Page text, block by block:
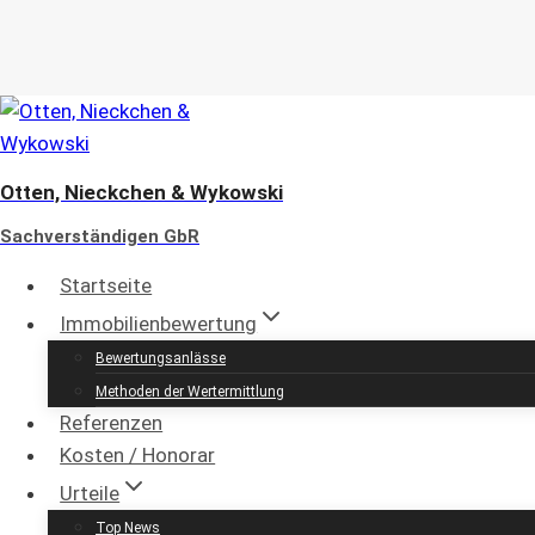
Zum
Inhalt
Otten, Nieckchen & Wykowski
Sachverständigen GbR
Startseite
Immobilienbewertung
Bewertungsanlässe
Methoden der Wertermittlung
Referenzen
Kosten / Honorar
Urteile
Top News